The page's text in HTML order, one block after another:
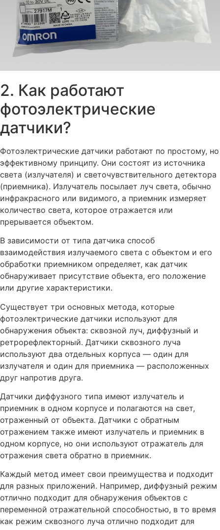
2. Как работают
фотоэлектрические
датчики?
Фотоэлектрические датчики работают по простому, но
эффективному принципу. Они состоят из источника
света (излучателя) и светочувствительного детектора
(приемника). Излучатель посылает луч света, обычно
инфракрасного или видимого, а приемник измеряет
количество света, которое отражается или
прерывается объектом.
В зависимости от типа датчика способ
взаимодействия излучаемого света с объектом и его
обработки приемником определяет, как датчик
обнаруживает присутствие объекта, его положение
или другие характеристики.
Существует три основных метода, которые
фотоэлектрические датчики используют для
обнаружения объекта: сквозной луч, диффузный и
ретрорефлекторный. Датчики сквозного луча
используют два отдельных корпуса — один для
излучателя и один для приемника — расположенных
друг напротив друга.
Датчики диффузного типа имеют излучатель и
приемник в одном корпусе и полагаются на свет,
отраженный от объекта. Датчики с обратным
отражением также имеют излучатель и приемник в
одном корпусе, но они используют отражатель для
отражения света обратно в приемник.
Каждый метод имеет свои преимущества и подходит
для разных приложений. Например, диффузный режим
отлично подходит для обнаружения объектов с
переменной отражательной способностью, в то время
как режим сквозного луча отлично подходит для